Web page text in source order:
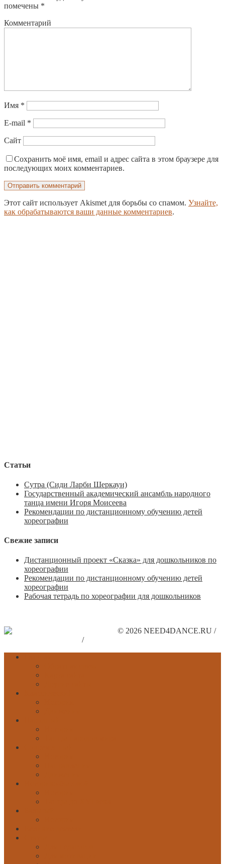
помечены *
Комментарий
Имя *
E-mail *
Сайт
Сохранить моё имя, email и адрес сайта в этом браузере для
последующих моих комментариев.
Этот сайт использует Akismet для борьбы со спамом. Узнайте,
как обрабатываются ваши данные комментариев.
Статьи
Сутра (Сиди Ларби Шеркауи)
Государственный академический ансамбль народного
танца имени Игоря Моисеева
Рекомендации по дистанционному обучению детей
хореографии
Свежие записи
Дистанционный проект «Сказка» для дошкольников по
хореографии
Рекомендации по дистанционному обучению детей
хореографии
Рабочая тетрадь по хореографии для дошкольников
© 2026 NEED4DANCE.RU /
/